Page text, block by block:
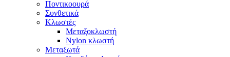
Ποντικοουρά
Συνθετικά
Κλωστές
Μεταξοκλωστή
Nylon κλωστή
Μεταξωτά